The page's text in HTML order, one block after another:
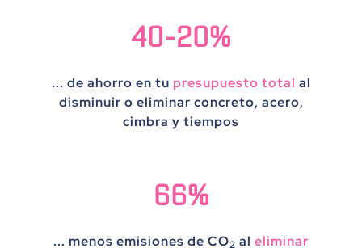
40-20%
... de ahorro en tu presupuesto total al
disminuir o eliminar concreto, acero,
cimbra y tiempos
66%
... menos emisiones de CO2 al eliminar